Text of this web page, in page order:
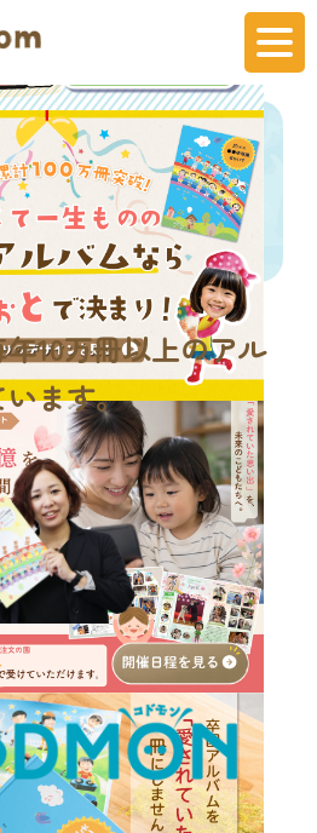
年10万冊以上のアル
ます。